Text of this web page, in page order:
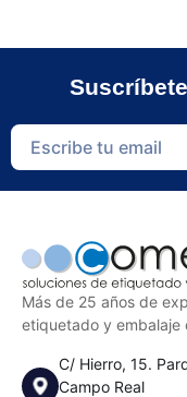
Más de 25 años de
etiquetado y embalaje
C/ Hierro, 15.
Campo Real